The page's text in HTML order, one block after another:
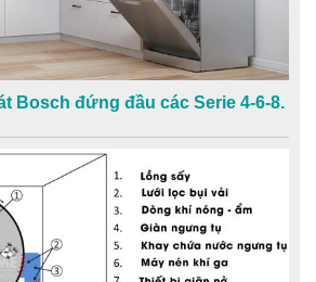
Bosch đứng đầu các Serie 4-6-8.